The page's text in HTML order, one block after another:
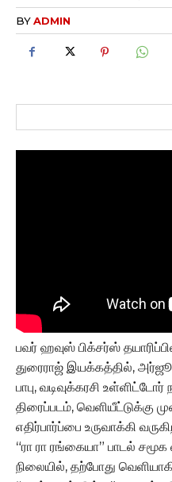
BYADMIN
பவர் ஹவுஸ் பிக்சர்ஸ்
துரைராஜ் இயக்கத்தில்,
பாபு, வடிவுக்கரசி உள்ளிட்டோர்
திரைப்படம், வெளியீட்டுக்கு
எதிர்பார்ப்பை உருவாக்கி
“ரா ரா ரங்கையா” பாடல்
நிலையில், தற்போது